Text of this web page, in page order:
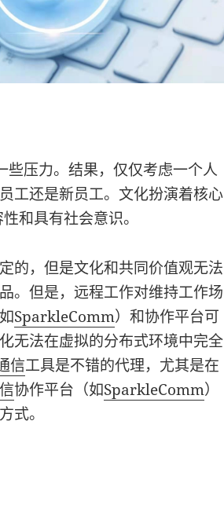
压力。结果，仅仅考虑一个人
工还是新员工。文化扮演着核心
和具有社会意识。
的，但是文化和共同价值观无法
。但是，远程工作对维持工作场
SparkleComm）和协作平台可
无法在虚拟的分布式环境中完全
信工具是不错的代理，尤其是在
协作平台（如SparkleComm）
式。